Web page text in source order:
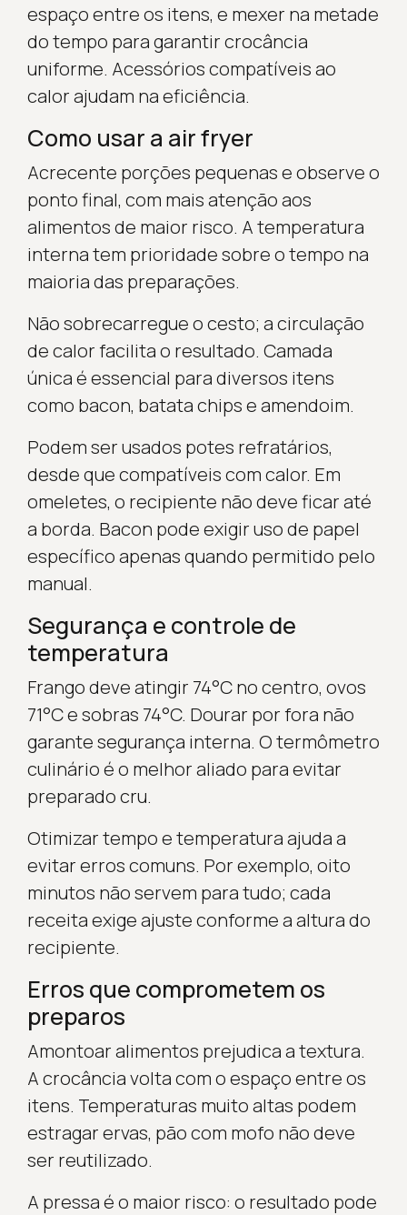
espaço entre os itens, e mexer na metade
do tempo para garantir crocância
uniforme. Acessórios compatíveis ao
calor ajudam na eficiência.
Como usar a air fryer
Acrecente porções pequenas e observe o
ponto final, com mais atenção aos
alimentos de maior risco. A temperatura
interna tem prioridade sobre o tempo na
maioria das preparações.
Não sobrecarregue o cesto; a circulação
de calor facilita o resultado. Camada
única é essencial para diversos itens
como bacon, batata chips e amendoim.
Podem ser usados potes refratários,
desde que compatíveis com calor. Em
omeletes, o recipiente não deve ficar até
a borda. Bacon pode exigir uso de papel
específico apenas quando permitido pelo
manual.
Segurança e controle de
temperatura
Frango deve atingir 74°C no centro, ovos
71°C e sobras 74°C. Dourar por fora não
garante segurança interna. O termômetro
culinário é o melhor aliado para evitar
preparado cru.
Otimizar tempo e temperatura ajuda a
evitar erros comuns. Por exemplo, oito
minutos não servem para tudo; cada
receita exige ajuste conforme a altura do
recipiente.
Erros que comprometem os
preparos
Amontoar alimentos prejudica a textura.
A crocância volta com o espaço entre os
itens. Temperaturas muito altas podem
estragar ervas, pão com mofo não deve
ser reutilizado.
A pressa é o maior risco: o resultado pode